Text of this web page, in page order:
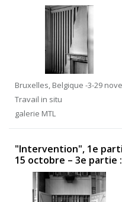
Bruxelles, Belgique -3-29
Travail in situ
galerie MTL
"Intervention", 1e
15 octobre – 3e partie